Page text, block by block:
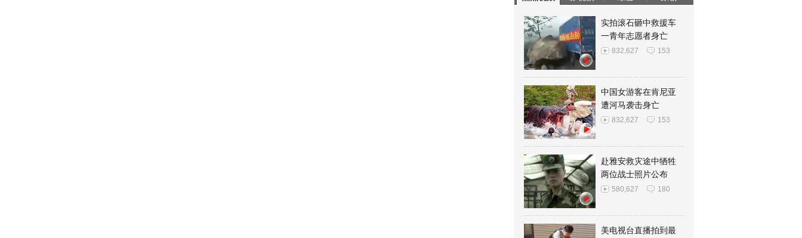
实拍滚石砸中救援车
一青年志愿者身亡
832,627 153
中国女游客在肯尼亚
遭河马袭击身亡
832,627 153
赴雅安救灾途中牺牲
两位战士照片公布
580,627 180
美电视台直播拍到最